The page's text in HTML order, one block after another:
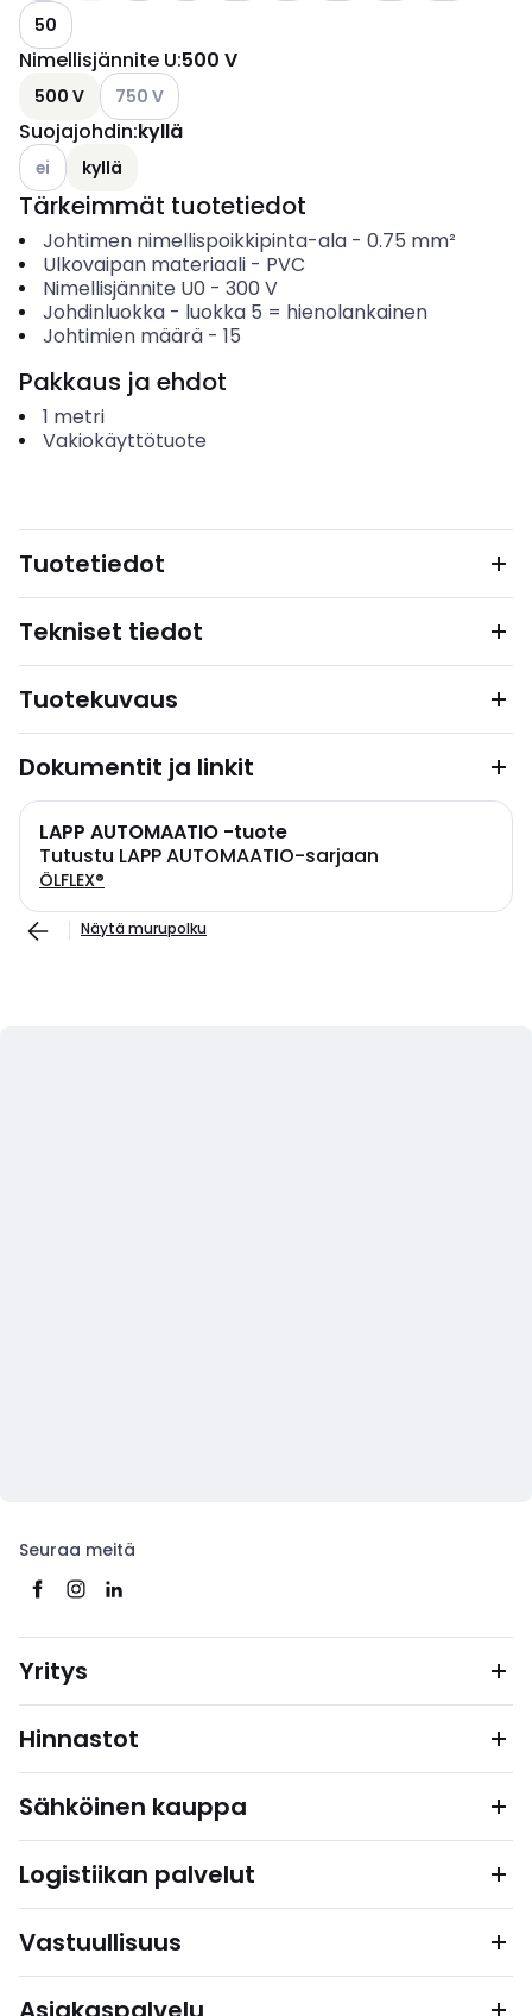
50
Nimellisjännite U:500 V
500 V Katso käytettävissä olevat vaihtoehdot
750 V
Suojajohdin:kyllä
Katso käytettävissä olevat vaihtoehdot
ei kyllä
Tärkeimmät tuotetiedot
Johtimen nimellispoikkipinta-ala- 0.75 mm²
Ulkovaipan materiaali- PVC
Nimellisjännite U0 - 300 V
Johdinluokka- luokka 5 = hienolankainen
Johtimien määrä- 15
Pakkaus ja ehdot
1 metri
Vakiokäyttötuote
Tuotetiedot
Tekniset tiedot
Tuotekuvaus
Dokumentit ja linkit
LAPP AUTOMAATIO -tuote
Tutustu LAPP AUTOMAATIO-sarjaan
ÖLFLEX®
Näytä murupolku
Seuraa meitä
Yritys
Hinnastot
Sähköinen kauppa
Logistiikan palvelut
Vastuullisuus